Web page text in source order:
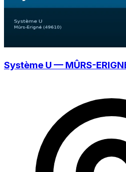
Système U — MÛRS-